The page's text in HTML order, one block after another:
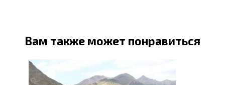
Вам также может понравиться